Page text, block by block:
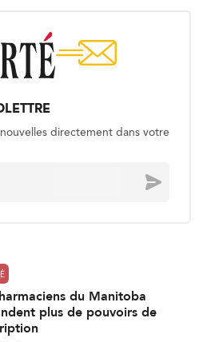
directement dans votre
Envoyer
du Manitoba
plus de pouvoirs de